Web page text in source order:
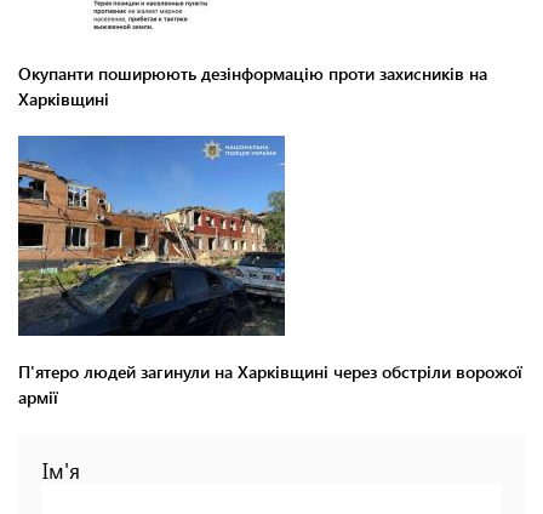
Окупанти поширюють дезінформацію проти захисників на
Харківщині
П'ятеро людей загинули на Харківщині через обстріли ворожої
армії
Ім'я